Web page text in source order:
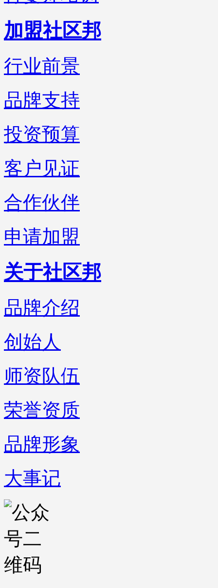
加盟社区邦
行业前景
品牌支持
投资预算
客户见证
合作伙伴
申请加盟
关于社区邦
品牌介绍
创始人
师资队伍
荣誉资质
品牌形象
大事记